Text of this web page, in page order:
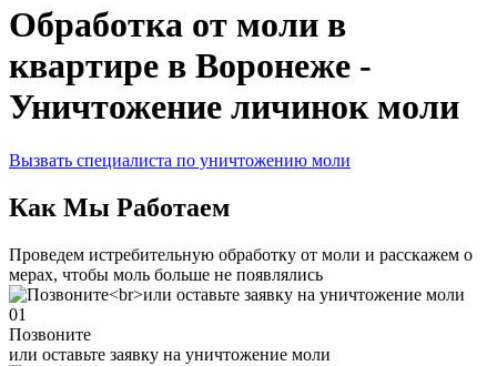
Обработка от моли в
квартире в Воронеже -
Уничтожение личинок моли
Вызвать специалиста по уничтожению моли
Как Мы Работаем
Проведем истребительную обработку от моли и расскажем о
мерах, чтобы моль больше не появлялись
01
Позвоните
или оставьте заявку на уничтожение моли